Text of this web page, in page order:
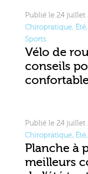
Publié le 24 juillet
Chiropratique, Été,
Sports
Vélo de
conseils
Publié le 24 juillet
Chiropratique, Été,
Planche à
meilleurs